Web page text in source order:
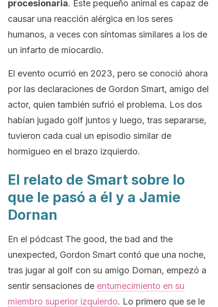
procesionaria. Este pequeño animal es capaz de
causar una reacción alérgica en los seres
humanos, a veces con síntomas similares a los de
un infarto de miocardio.
El evento ocurrió en 2023, pero se conoció ahora
por las declaraciones de Gordon Smart, amigo del
actor, quien también sufrió el problema. Los dos
habían jugado golf juntos y luego, tras separarse,
tuvieron cada cual un episodio similar de
hormigueo en el brazo izquierdo.
El relato de Smart sobre lo
que le pasó a él y a Jamie
Dornan
En el pódcast The good, the bad and the
unexpected, Gordon Smart contó que una noche,
tras jugar al golf con su amigo Dornan, empezó a
sentir sensaciones de entumecimiento en su
miembro superior izquierdo. Lo primero que se le